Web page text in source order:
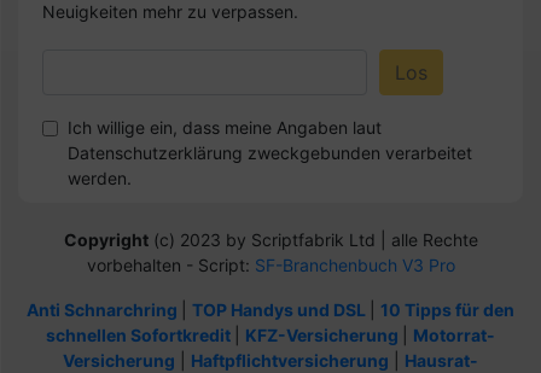
Neuigkeiten mehr zu verpassen.
Ich willige ein, dass meine Angaben laut
Datenschutzerklärung zweckgebunden verarbeitet
werden.
Copyright(c) 2023 by Scriptfabrik Ltd | alle Rechte
vorbehalten - Script: SF-Branchenbuch V3 Pro
Anti Schnarchring TOP Handys und DSL
10 Tipps für den
schnellen Sofortkredit
KFZ-Versicherung
Motorrat-
Versicherung
Haftpflichtversicherung Hausrat-